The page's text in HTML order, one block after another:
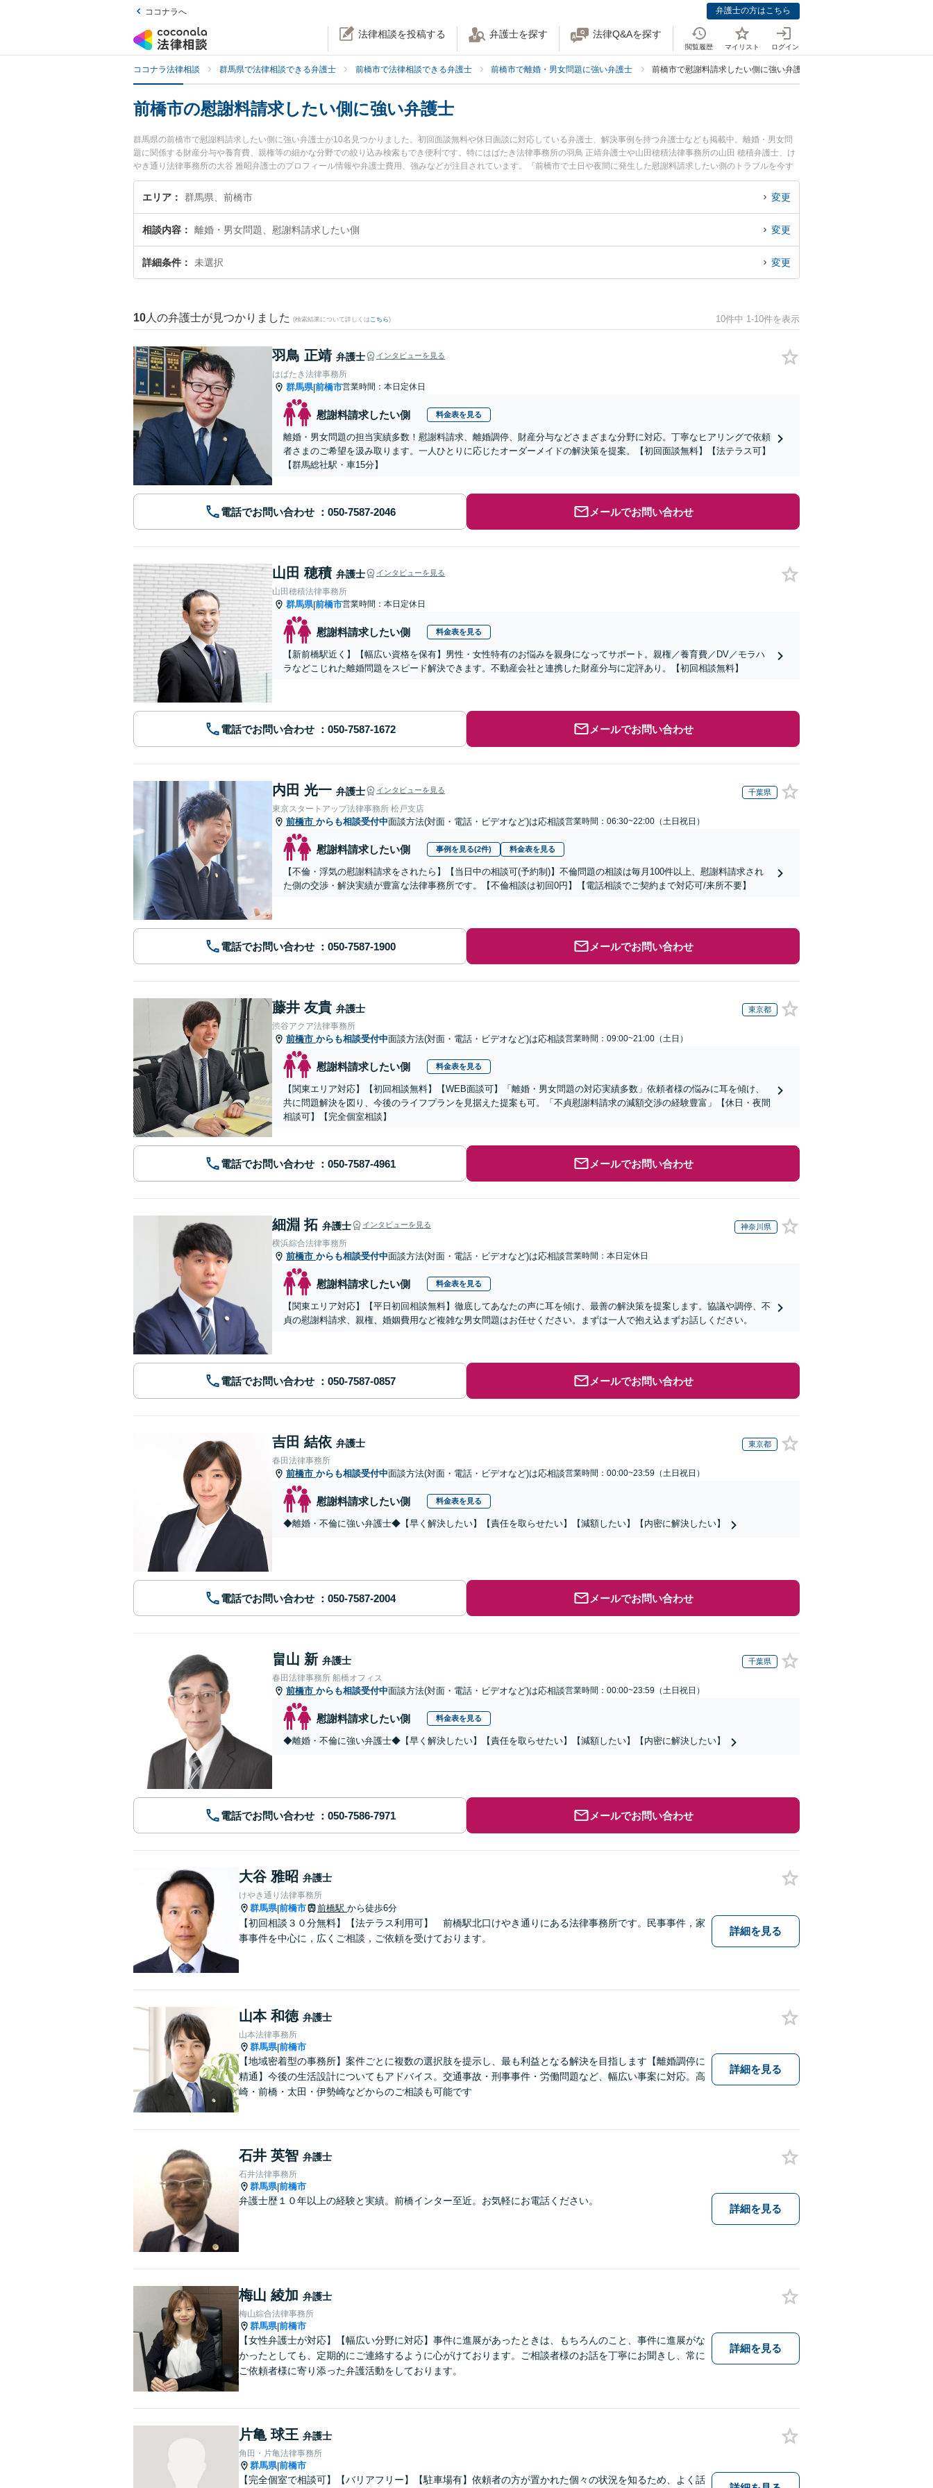
ココナラへ 弁護士の方はこちら
法律相談を投稿する 弁護士を探す 法律Q&Aを探す
閲覧履歴 マイリスト ログイン
ココナラ法律相談 群馬県で法律相談できる弁護士 前橋市で法律相談できる弁護士 前橋市で離婚・男女問題に強い弁護士 前橋市で慰謝料請求したい側に強い弁護士
前橋市の慰謝料請求したい側に強い弁護士
群馬県の前橋市で慰謝料請求したい側に強い弁護士が10名見つかりました。初回面談無料や休日面談に対応している弁護士、解決事例を持つ弁護士なども掲載中。離婚・男女問
題に関係する財産分与や養育費、親権等の細かな分野での絞り込み検索もでき便利です。特にはばたき法律事務所の羽鳥 正靖弁護士や山田穂積法律事務所の山田 穂積弁護士、け
やき通り法律事務所の大谷 雅昭弁護士のプロフィール情報や弁護士費用、強みなどが注目されています。『前橋市で土日や夜間に発生した慰謝料請求したい側のトラブルを今す
ぐに弁護士に相談したい』『慰謝料請求したい側のトラブル解決の実績豊富な近くの弁護士を検索したい』『初回相談無料で慰謝料請求したい側を法律相談できる前橋市内の弁護
士に相談予約したい』などでお困りの相談者さんにおすすめです。
エリア 群馬県、前橋市 変更
相談内容 離婚・男女問題、慰謝料請求したい側 変更
詳細条件 未選択 変更
10 人の弁護士が見つかりました (検索結果について詳しくは こちら) 10件中 1-10件を表示
羽鳥 正靖 弁護士 インタビューを見る
はばたき法律事務所
群馬県|前橋市営業時間：本日定休日
慰謝料請求したい側 料金表を見る
離婚・男女問題の担当実績多数！慰謝料請求、離婚調停、財産分与などさまざまな分野に対応。丁寧なヒアリングで依頼
者さまのご希望を汲み取ります。一人ひとりに応じたオーダーメイドの解決策を提案。【初回面談無料】【法テラス可】
【群馬総社駅・車15分】
電話でお問い合わせ メールでお問い合わせ
山田 穂積 弁護士 インタビューを見る
山田穂積法律事務所
群馬県|前橋市営業時間：本日定休日
慰謝料請求したい側 料金表を見る
【新前橋駅近く】【幅広い資格を保有】男性・女性特有のお悩みを親身になってサポート。親権／養育費／DV／モラハ
ラなどこじれた離婚問題をスピード解決できます。不動産会社と連携した財産分与に定評あり。【初回相談無料】
電話でお問い合わせ メールでお問い合わせ
内田 光一 弁護士 インタビューを見る 千葉県
東京スタートアップ法律事務所 松戸支店
前橋市 からも相談受付中面談方法(対面・電話・ビデオなど)は応相談営業時間：06:30~22:00（土日祝日）
慰謝料請求したい側 事例を見る(2件) 料金表を見る
【不倫・浮気の慰謝料請求をされたら】【当日中の相談可(予約制)】不倫問題の相談は毎月100件以上、慰謝料請求され
た側の交渉・解決実績が豊富な法律事務所です。【不倫相談は初回0円】【電話相談でご契約まで対応可/来所不要】
電話でお問い合わせ メールでお問い合わせ
藤井 友貴 弁護士 東京都
渋谷アクア法律事務所
前橋市 からも相談受付中面談方法(対面・電話・ビデオなど)は応相談営業時間：09:00~21:00（土日）
慰謝料請求したい側 料金表を見る
【関東エリア対応】【初回相談無料】【WEB面談可】「離婚・男女問題の対応実績多数」依頼者様の悩みに耳を傾け、
共に問題解決を図り、今後のライフプランを見据えた提案も可。「不貞慰謝料請求の減額交渉の経験豊富」【休日・夜間
相談可】【完全個室相談】
電話でお問い合わせ メールでお問い合わせ
細淵 拓 弁護士 インタビューを見る 神奈川県
横浜綜合法律事務所
前橋市 からも相談受付中面談方法(対面・電話・ビデオなど)は応相談営業時間：本日定休日
慰謝料請求したい側 料金表を見る
【関東エリア対応】【平日初回相談無料】徹底してあなたの声に耳を傾け、最善の解決策を提案します。協議や調停、不
貞の慰謝料請求、親権、婚姻費用など複雑な男女問題はお任せください。まずは一人で抱え込まずお話しください。
電話でお問い合わせ メールでお問い合わせ
吉田 結依 弁護士 東京都
春田法律事務所
前橋市 からも相談受付中面談方法(対面・電話・ビデオなど)は応相談営業時間：00:00~23:59（土日祝日）
慰謝料請求したい側 料金表を見る
◆離婚・不倫に強い弁護士◆【早く解決したい】【責任を取らせたい】【減額したい】【内密に解決したい】
電話でお問い合わせ メールでお問い合わせ
畠山 新 弁護士 千葉県
春田法律事務所 船橋オフィス
前橋市 からも相談受付中面談方法(対面・電話・ビデオなど)は応相談営業時間：00:00~23:59（土日祝日）
慰謝料請求したい側 料金表を見る
◆離婚・不倫に強い弁護士◆【早く解決したい】【責任を取らせたい】【減額したい】【内密に解決したい】
電話でお問い合わせ メールでお問い合わせ
大谷 雅昭 弁護士
けやき通り法律事務所
群馬県|前橋市 前橋駅 から徒歩6分
【初回相談３０分無料】【法テラス利用可】 前橋駅北口けやき通りにある法律事務所です。民事事件，家
事事件を中心に，広くご相談，ご依頼を受けております。
詳細を見る
山本 和徳 弁護士
山本法律事務所
群馬県|前橋市
【地域密着型の事務所】案件ごとに複数の選択肢を提示し、最も利益となる解決を目指します【離婚調停に
精通】今後の生活設計についてもアドバイス。交通事故・刑事事件・労働問題など、幅広い事案に対応。高
崎・前橋・太田・伊勢崎などからのご相談も可能です
詳細を見る
石井 英智 弁護士
石井法律事務所
群馬県|前橋市
弁護士歴１０年以上の経験と実績。前橋インター至近。お気軽にお電話ください。
詳細を見る
梅山 綾加 弁護士
梅山綜合法律事務所
群馬県|前橋市
【女性弁護士が対応】【幅広い分野に対応】事件に進展があったときは、もちろんのこと、事件に進展がな
かったとしても、定期的にご連絡するように心がけております。ご相談者様のお話を丁寧にお聞きし、常に
ご依頼者様に寄り添った弁護活動をしております。
詳細を見る
片亀 球王 弁護士
角田・片亀法律事務所
群馬県|前橋市
【完全個室で相談可】【バリアフリー】【駐車場有】依頼者の方が置かれた個々の状況を知るため、よく話